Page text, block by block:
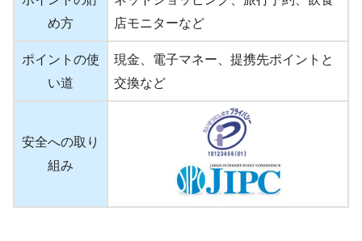
め方
店モニターなど
ポイントの使
い道
現金、電子マネー、提携先ポイントと
交換など
安全への取り
組み